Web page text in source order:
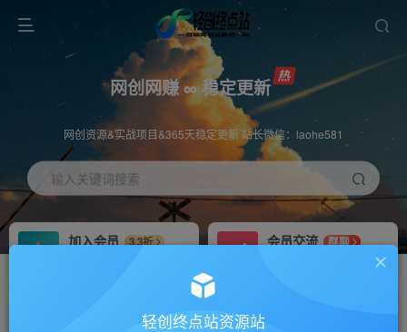
网创网赚 ∞ 稳定更新
网创资源&实战项目&365天稳定更新 站长微信：laohe581
输入关键词搜索
加入会员
3.3折
会员交流
群聊
轻创终点站资源站